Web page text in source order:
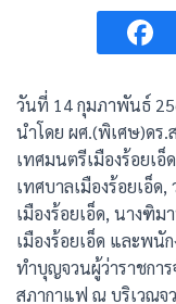
วันที่ 14 กุมภาพันธ์
นำโดย ผศ.(พิเศษ)ดร
เทศมนตรีเมืองร้อยเ
เทศบาลเมืองร้อยเอ็
เมืองร้อยเอ็ด, นางฑิม
เมืองร้อยเอ็ด และพนั
ทำบุญจวนผู้ว่าราชกา
สภากาแฟ ณ บริเวณจ